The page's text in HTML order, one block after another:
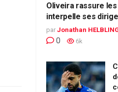
Oliveira rassure
interpelle ses
par Jonathan
0 6k